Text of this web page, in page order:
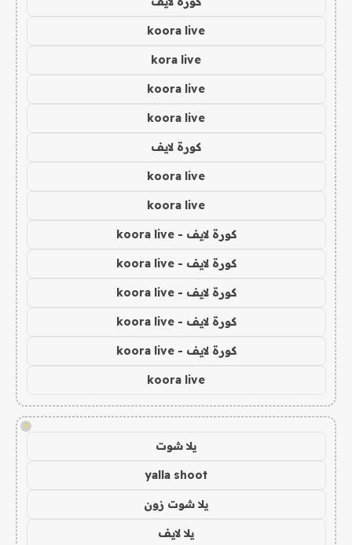
koora live
kora live
koora live
koora live
كورة لايف
koora live
koora live
كورة لايف - koora live
كورة لايف - koora live
كورة لايف - koora live
كورة لايف - koora live
كورة لايف - koora live
koora live
!
يلا شوت
yalla shoot
يلا شوت زون
يلا لايف